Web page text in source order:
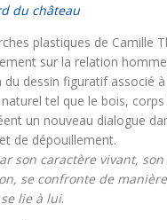
du château
plastiques de Camille
sur la relation
du dessin figuratif associé
naturel tel que le bois,
un nouveau dialogue
de dépouillement.
son caractère vivant,
se confronte de
lie à lui.